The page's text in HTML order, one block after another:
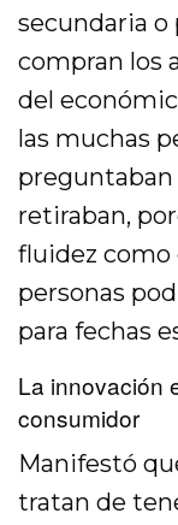
secundaria o
compran los
del
las muchas
preguntaban
retiraban,
fluidez como
personas
para fechas
La innovación
consumidor
Manifestó
tratan de